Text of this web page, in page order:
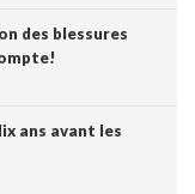
des blessures
ans avant les